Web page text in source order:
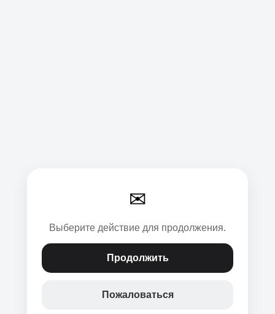
✉
Выберите действие для продолжения.
Продолжить
Пожаловаться